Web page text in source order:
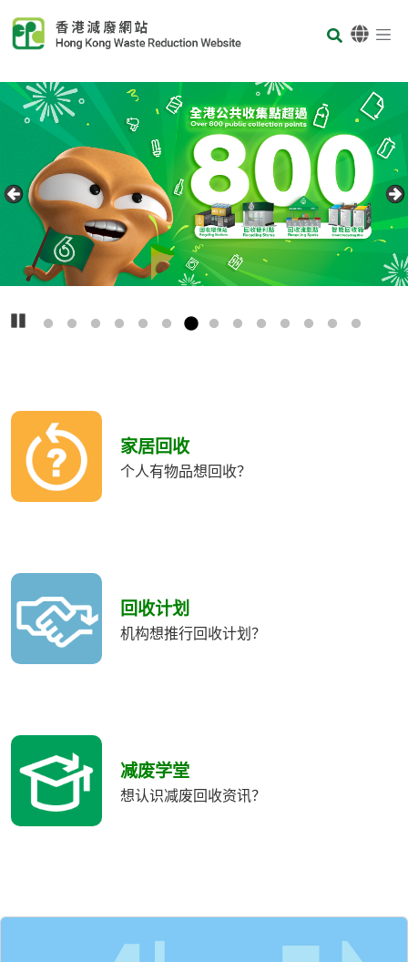
Body
首页
播放
Carousel Item
Text
收
類
別
家居回收
个人有物品想回收？
回收计划
机构想推行回收计划？
减废学堂
想认识减废回收资讯？
門